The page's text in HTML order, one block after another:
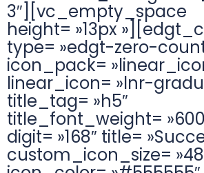
3″][vc_empty_space
height= »13px
type= »edgt-zero-
icon_pack=
linear_icon= »lnr-
title_tag= »h5″
title_font_weight=
digit= »168″ title=
custom_icon_size=